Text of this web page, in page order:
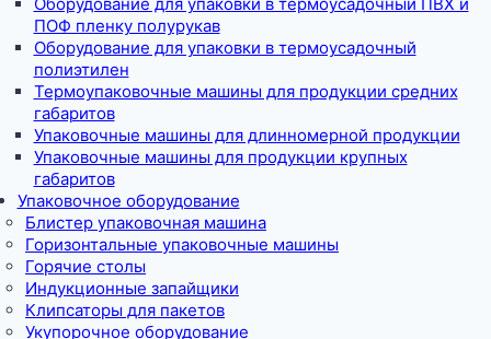
ПОФ пленку полурукав
Оборудование для упаковки в термоусадочный
полиэтилен
Термоупаковочные машины для продукции средних
габаритов
Упаковочные машины для длинномерной продукции
Упаковочные машины для продукции крупных
габаритов
Упаковочное оборудование
Блистер упаковочная машина
Горизонтальные упаковочные машины
Горячие столы
Индукционные запайщики
Клипсаторы для пакетов
Укупорочное оборудование